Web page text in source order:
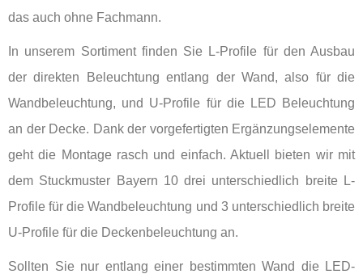
das auch ohne Fachmann.
In unserem Sortiment finden Sie L-Profile für den Ausbau
der direkten Beleuchtung entlang der Wand, also für die
Wandbeleuchtung, und U-Profile für die LED Beleuchtung
an der Decke. Dank der vorgefertigten Ergänzungselemente
geht die Montage rasch und einfach. Aktuell bieten wir mit
dem Stuckmuster Bayern 10 drei unterschiedlich breite L-
Profile für die Wandbeleuchtung und 3 unterschiedlich breite
U-Profile für die Deckenbeleuchtung an.
Sollten Sie nur entlang einer bestimmten Wand die LED-